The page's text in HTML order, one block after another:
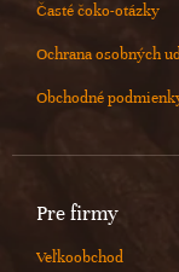
Časté čoko-otázky
Ochrana osobných
Obchodné
Pre firmy
Veľkoobchod